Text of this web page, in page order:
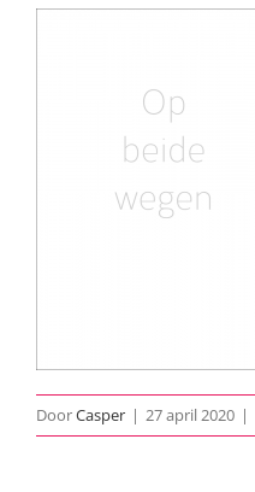
DoorCasper | 27 april 2020 |